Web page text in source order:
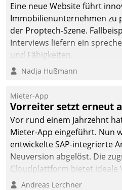
Eine neue Website führt
Immobilienunternehmen zu
der Proptech-Szene.
Interviews liefern ein
und Fähigkeiten.
Nadja Hußmann
Mieter-App
Vorreiter setzt erneut
Vor rund einem Jahrzehnt
Mieter-App eingeführt. Nun
entwickelte SAP-integrierte
Neuversion abgelöst. Die
Cloudplattform bietet ideale
die Funktionalität der App zu
Andreas Lerchner